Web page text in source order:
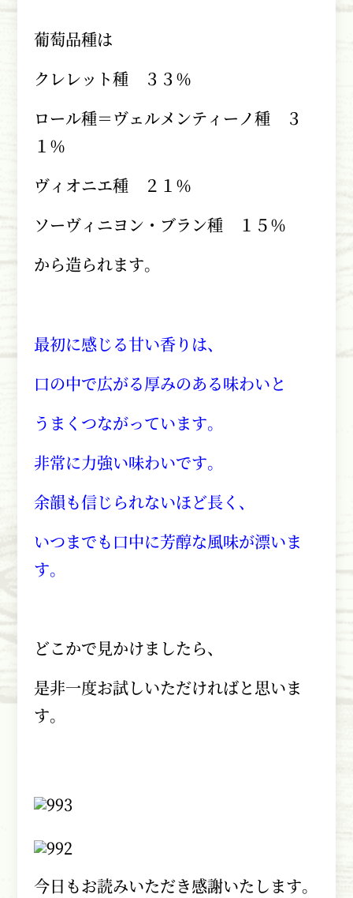
葡萄品種は
クレレット種 ３３％
ロール種＝ヴェルメンティーノ種 ３
１％
ヴィオニエ種 ２１％
ソーヴィニヨン・ブラン種 １５％
から造られます。
最初に感じる甘い香りは、
口の中で広がる厚みのある味わいと
うまくつながっています。
非常に力強い味わいです。
余韻も信じられないほど長く、
いつまでも口中に芳醇な風味が漂いま
す。
どこかで見かけましたら、
是非一度お試しいただければと思いま
す。
今日もお読みいただき感謝いたします。